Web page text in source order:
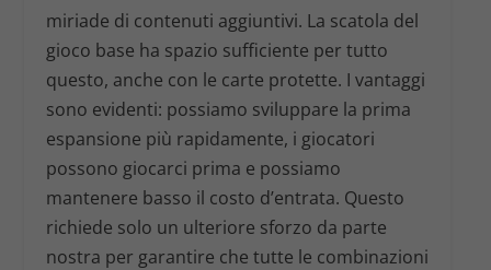
miriade di contenuti aggiuntivi. La scatola del
gioco base ha spazio sufficiente per tutto
questo, anche con le carte protette. I vantaggi
sono evidenti: possiamo sviluppare la prima
espansione più rapidamente, i giocatori
possono giocarci prima e possiamo
mantenere basso il costo d’entrata. Questo
richiede solo un ulteriore sforzo da parte
nostra per garantire che tutte le combinazioni